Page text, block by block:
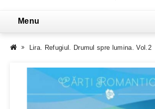
Menu
Lira. Refugiul. Drumul spre lumina. Vol.2